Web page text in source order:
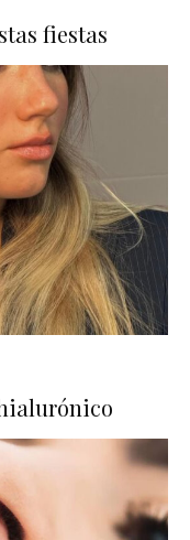
fiestas